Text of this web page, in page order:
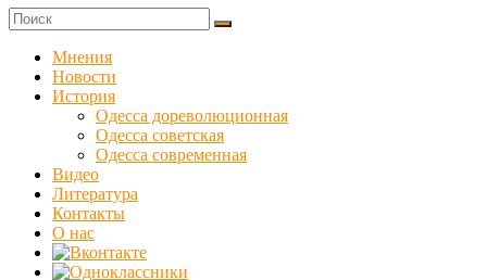
Мнения
Новости
История
Одесса дореволюционная
Одесса советская
Одесса современная
Видео
Литература
Контакты
О нас